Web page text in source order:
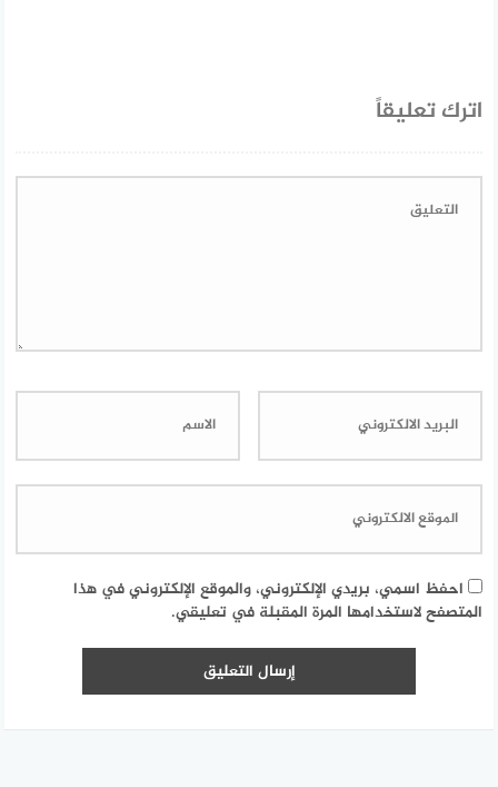
اترك تعليقاً
احفظ اسمي، بريدي الإلكتروني، والموقع الإلكتروني في هذا
المتصفح لاستخدامها المرة المقبلة في تعليقي.